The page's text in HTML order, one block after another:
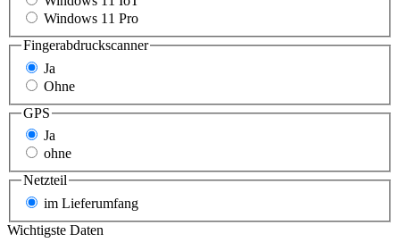
Windows 11 Pro
Fingerabdruckscanner
Ja
Ohne
GPS
Ja
ohne
Netzteil
im Lieferumfang
Wichtigste Daten